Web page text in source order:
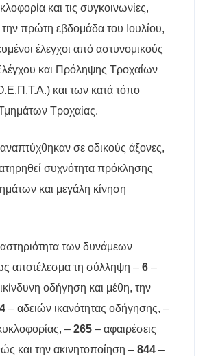
και τις συγκοινωνίες,
πρώτη εβδομάδα του Ιουλίου,
έλεγχοι από αστυνομικούς
και Πρόληψης Τροχαίων
και των κατά τόπο
Τροχαίας.
σε οδικούς άξονες,
συχνότητα πρόκλησης
και μεγάλη κίνηση
των δυνάμεων
αποτέλεσμα τη σύλληψη – 6 –
οδήγηση και μέθη, την
– αδειών ικανότητας οδήγησης, –
– 265 – αφαιρέσεις
και την ακινητοποίηση – 844 –